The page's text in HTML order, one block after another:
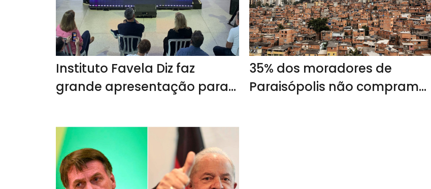
Instituto Favela Diz faz
grande apresentação para
35% dos moradores de
Paraisópolis não compram